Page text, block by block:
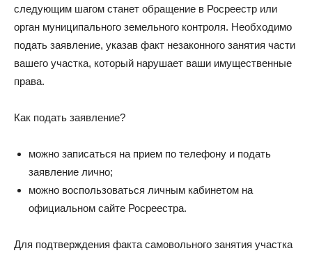
следующим шагом станет обращение в Росреестр или
орган муниципального земельного контроля. Необходимо
подать заявление, указав факт незаконного занятия части
вашего участка, который нарушает ваши имущественные
права.
Как подать заявление?
можно записаться на прием по телефону и подать
заявление лично;
можно воспользоваться личным кабинетом на
официальном сайте Росреестра.
Для подтверждения факта самовольного занятия участка